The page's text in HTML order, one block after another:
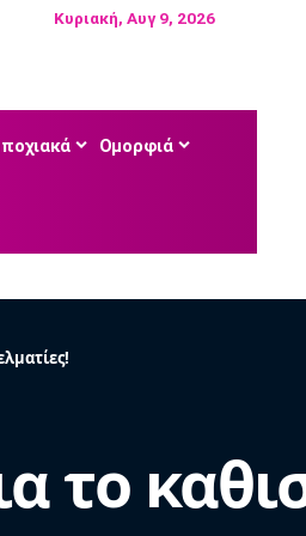
Κυριακή, Αυγ 9, 2026
Ομορφιά
το